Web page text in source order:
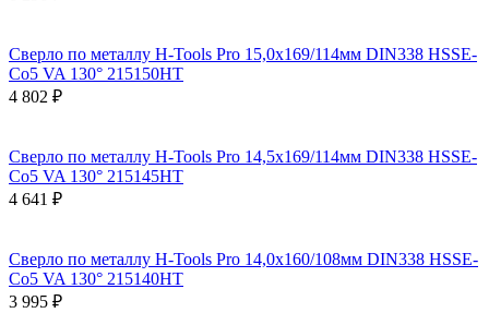
Сверло по металлу H-Tools Pro 15,0x169/114мм DIN338 HSSE-
Co5 VA 130° 215150HT
4 802 ₽
Сверло по металлу H-Tools Pro 14,5x169/114мм DIN338 HSSE-
Co5 VA 130° 215145HT
4 641 ₽
Сверло по металлу H-Tools Pro 14,0x160/108мм DIN338 HSSE-
Co5 VA 130° 215140HT
3 995 ₽